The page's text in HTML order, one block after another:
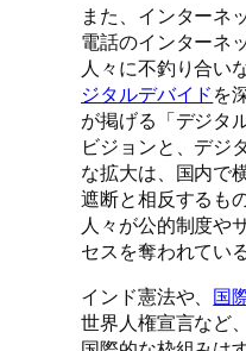
また、インターネ
電話のインターネ
人々に不釣り合い
ジタルデバイドを
が掲げる「デジタ
ビジョンと、デジ
な拡大は、国内で
遮断と相反するも
人々が公的制度や
セスを奪われている
インド憲法や、 国
世界人権宣言など